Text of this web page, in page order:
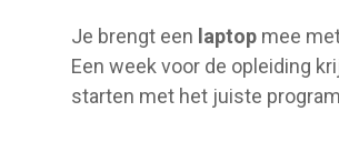
Je brengt een laptop mee
Een week voor de opleiding
starten met het juiste